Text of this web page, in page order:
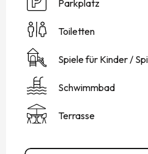
Parkplatz
Toiletten
Spiele für Kinder /
Schwimmbad
Terrasse